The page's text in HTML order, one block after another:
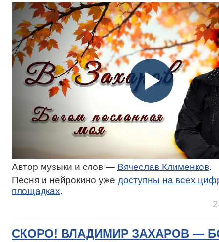
Автор музыки и слов — Вячеслав Клименков.
Песня и нейрокино уже доступны на всех
площадках.
СКОРО! ВЛАДИМИР ЗАХАРОВ —